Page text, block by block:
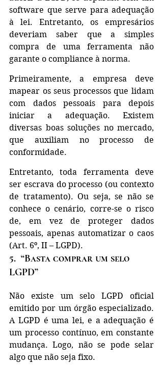
software que serve para adequação
à lei. Entretanto, os empresários
deveriam saber que a simples
compra de uma ferramenta não
garante o compliance à norma.
Primeiramente, a empresa deve
mapear os seus processos que lidam
com dados pessoais para depois
iniciar a adequação. Existem
diversas boas soluções no mercado,
que auxiliam no processo de
conformidade.
Entretanto, toda ferramenta deve
ser escrava do processo (ou contexto
de tratamento). Ou seja, se não se
conhece o cenário, corre-se o risco
de, em vez de proteger dados
pessoais, apenas automatizar o caos
(Art. 6º, II – LGPD).
5.  “Basta comprar um selo
LGPD”
Não existe um selo LGPD oficial
emitido por um órgão especializado.
A LGPD é uma lei, e a adequação é
um processo contínuo, em constante
mudança. Logo, não se pode selar
algo que não seja fixo.